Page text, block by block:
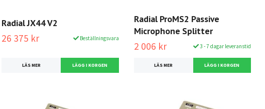
Radial JX44 V2
26 375 kr Beställningsvara
LÄS MER
Radial ProMS2 Passive
Microphone Splitter
2 006 kr 3 - 7 dagar leveranstid
LÄS MER